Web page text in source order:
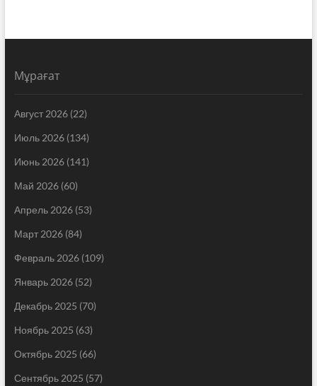
Мұрағат
Август 2026(22)
Июль 2026(134)
Июнь 2026(141)
Май 2026(60)
Апрель 2026(53)
Март 2026(84)
Февраль 2026(109)
Январь 2026(52)
Декабрь 2025 (70)
Ноябрь 2025 (63)
Октябрь 2025 (66)
Сентябрь 2025 (57)